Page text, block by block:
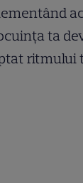
ta
ritmului